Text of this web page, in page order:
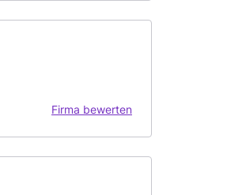
Firma bewerten